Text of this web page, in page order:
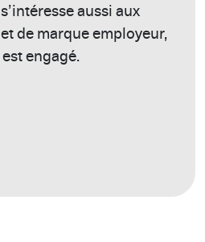
aussi aux
de marque employeur,
engagé.